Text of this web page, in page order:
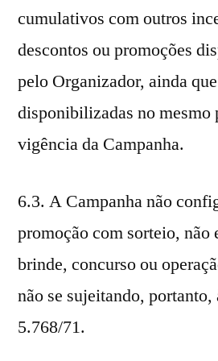
cumulativos com outros
descontos ou promoções
pelo Organizador, ainda
disponibilizadas no mesmo
vigência da Campanha.
6.3. A Campanha não
promoção com sorteio, não
brinde, concurso ou
não se sujeitando, portanto,
5.768/71.